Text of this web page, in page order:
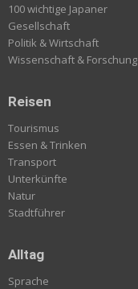
100 wichtige Japaner
Gesellschaft
Politik & Wirtschaft
Wissenschaft & Forschung
Reisen
Tourismus
Essen & Trinken
Transport
Unterkünfte
Natur
Stadtführer
Alltag
Sprache